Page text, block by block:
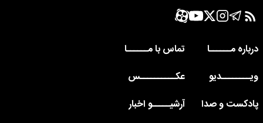
درباره مــــــا
تماس با مــــــا
ویــــــــدیو
عکــــــــــس
پادکست و صدا
آرشیـــــو اخبار